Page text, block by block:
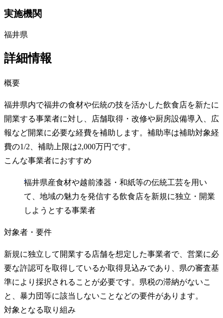
実施機関
福井県
詳細情報
概要
福井県内で福井の食材や伝統の技を活かした飲食店を新たに
開業する事業者に対し、店舗取得・改修や厨房設備導入、広
報など開業に必要な経費を補助します。補助率は補助対象経
費の1/2、補助上限は2,000万円です。
こんな事業者におすすめ
福井県産食材や越前漆器・和紙等の伝統工芸を用い
て、地域の魅力を発信する飲食店を新規に独立・開業
しようとする事業者
対象者・要件
新規に独立して開業する店舗を想定した事業者で、営業に必
要な許認可を取得しているか取得見込みであり、県の審査基
準により採択されることが必要です。県税の滞納がないこ
と、暴力団等に該当しないことなどの要件があります。
対象となる取り組み